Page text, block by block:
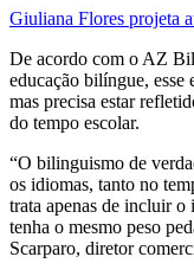
Giuliana Flores projeta
De acordo com o AZ
educação bilíngue, esse
mas precisa estar
do tempo escolar.
“O bilinguismo de
os idiomas, tanto no
trata apenas de incluir o
tenha o mesmo peso
Scarparo, diretor